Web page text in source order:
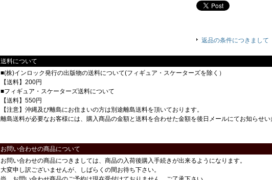
返品の条件につきまして
送料について
■(株)インロック発行の出版物の送料について(フィギュア・スケーターズを除く）
【送料】200円
■フィギュア・スケーターズ送料について
【送料】550円
【注意】沖縄及び離島にお住まいの方は別途離島送料を頂いております。
離島送料が必要なお客様には、購入商品の金額と送料を合わせた金額を後日メールにてお知らせい
お問い合わせの商品について
お問い合わせの商品につきましては、商品の入荷後購入手続きが出来るようになります。
大変申し訳ございませんが、しばらくの間お待ち下さい。